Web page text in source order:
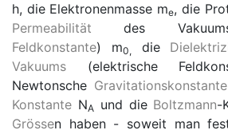
h, die Elektronenmasse me, die
Permeabilität des
Feldkonstante) m0, die
Vakuums (elektrische
Newtonsche Gravitationskonstante
Konstante NA und die Boltzmann-
Grössen haben - soweit man